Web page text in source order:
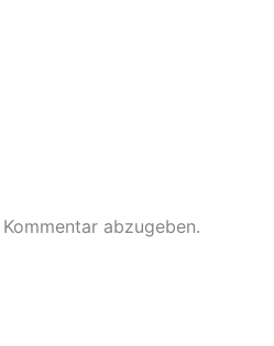
abzugeben.